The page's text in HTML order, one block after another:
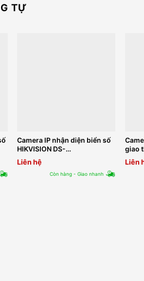
TỰ
Camera IP nhận diện biển số
HIKVISION DS-
2CD7026G0/EP-IH
Liên hệ
Còn hàng - Giao nhanh
giao
Liên